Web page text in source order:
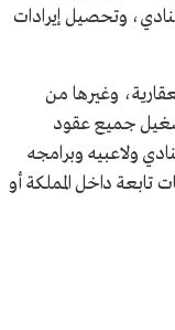
وتحصيل إيرادات
وغيرها من
جميع عقود
ولاعبيه وبرامجه
تابعة داخل المملكة أو